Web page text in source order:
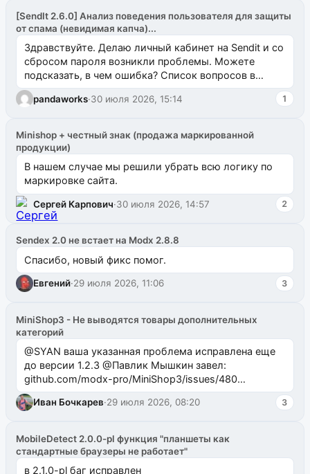
[SendIt 2.6.0] Анализ поведения пользователя для защиты
от спама (невидимая капча)...
Здравствуйте. Делаю личный кабинет на Sendit и со
сбросом пароля возникли проблемы. Можете
подсказать, в чем ошибка? Список вопросов в
одноименном разделе на modx.pro пока пуст, и,...
pandaworks·30 июля 2026, 15:14 1
Minishop + честный знак (продажа маркированной
продукции)
В нашем случае мы решили убрать всю логику по
маркировке сайта.
Сергей Карпович·30 июля 2026, 14:57 2
Sendex 2.0 не встает на Modx 2.8.8
Спасибо, новый фикс помог.
Евгений·29 июля 2026, 11:06 3
MiniShop3 - Не выводятся товары дополнительных
категорий
@SYAN ваша указанная проблема исправлена еще
до версии 1.2.3 @Павлик Мышкин завел:
github.com/modx-pro/MiniShop3/issues/480
github.com/modx-pro/MiniShop3/issues/481Исправим
в б...
Иван Бочкарев·29 июля 2026, 08:20 3
MobileDetect 2.0.0-pl функция "планшеты как
стандартные браузеры не работает"
в 2.1.0-pl баг исправлен